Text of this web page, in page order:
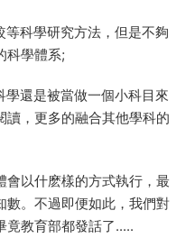
科學研究方法，但是不夠
科學體系;
還是被當做一個小科目來
讀，更多的融合其他學科的
會以什麽樣的方式執行，最
數。不過即便如此，我們對
竟教育部都發話了.....